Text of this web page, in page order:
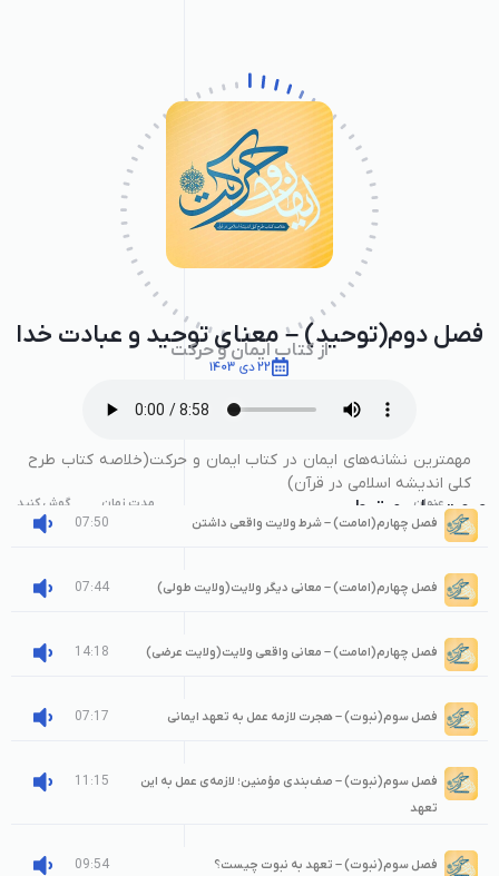
فصل دوم(توحید) – معنای توحید و عبادت خدا
از کتاب ایمان و حرکت
22 دی 1403
مهمترین نشانه‌های ایمان در کتاب ایمان و حرکت(خلاصه کتاب طرح
کلی اندیشه اسلامی در قرآن)
صوت‌های مرتبط
عنوان مدت زمان
گوش کنید
فصل چهارم(امامت) – شرط ولایت واقعی داشتن
07:50
فصل چهارم(امامت) – معانی دیگر ولایت(ولایت طولی) 07:44
فصل چهارم(امامت) – معانی واقعی ولایت(ولایت عرضی) 14:18
فصل سوم(نبوت) – هجرت لازمه عمل به تعهد ایمانی 07:17
فصل سوم(نبوت) – صف‌بندی مؤمنین؛ لازمه‌ی عمل به این
تعهد
11:15
فصل سوم(نبوت) – تعهد به نبوت چیست؟ 09:54